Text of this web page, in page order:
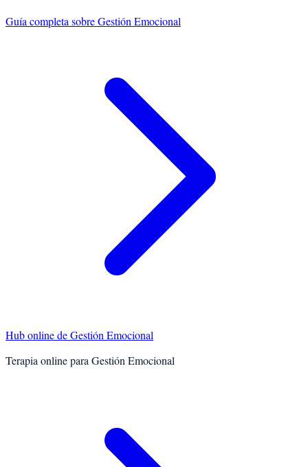
Guía completa sobreGestión Emocional
Hub online deGestión Emocional
Terapia online para Gestión Emocional